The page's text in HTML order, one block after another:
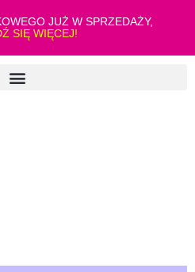
JUŻ W SPRZEDAŻY,
SIĘ WIĘCEJ!